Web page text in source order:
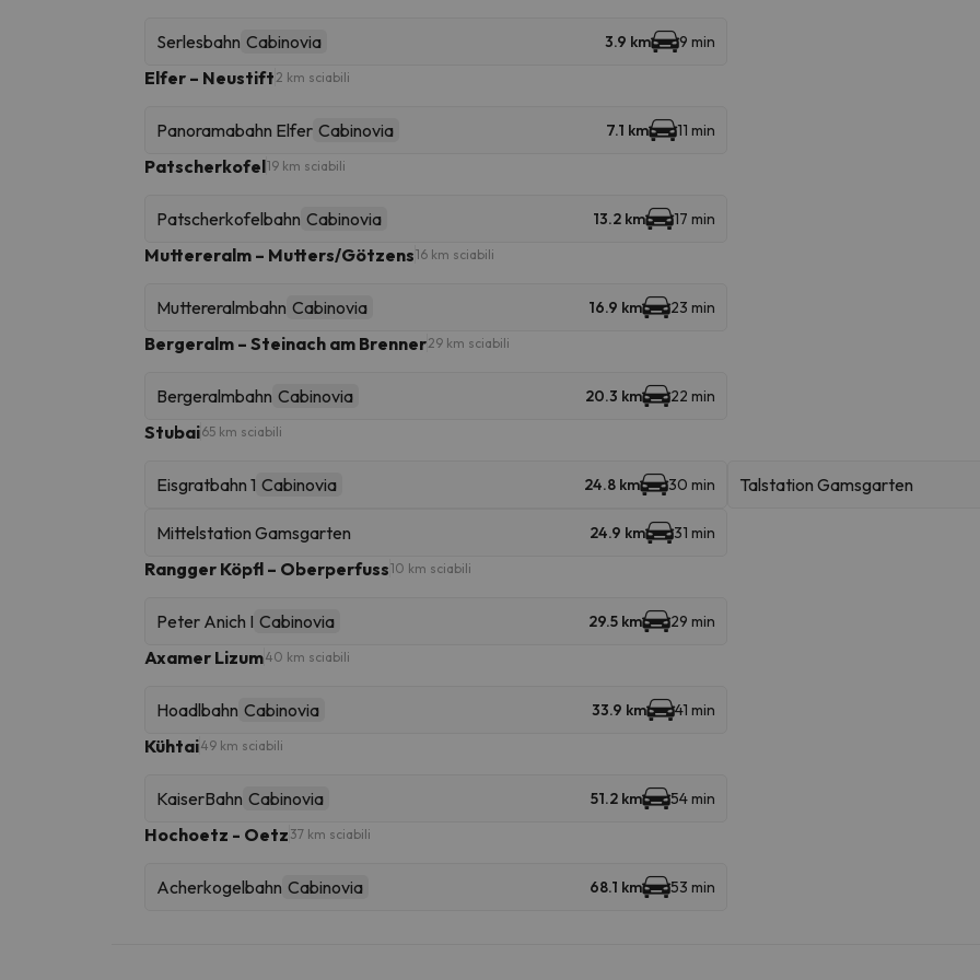
Serlesbahn Cabinovia 3.9 km 9 min
Elfer – Neustift 2 km sciabili
Panoramabahn Elfer Cabinovia 7.1 km 11 min
Patscherkofel19 km sciabili
Patscherkofelbahn Cabinovia 13.2 km 17 min
Muttereralm – Mutters/Götzens16 km sciabili
Muttereralmbahn Cabinovia 16.9 km 23 min
Bergeralm – Steinach am Brenner29 km sciabili
Bergeralmbahn Cabinovia 20.3 km 22 min
Stubai65 km sciabili
Eisgratbahn 1 Cabinovia 24.8 km 30 min Talstation Gamsgarten
Mittelstation Gamsgarten 24.9 km 31 min
Rangger Köpfl – Oberperfuss10 km sciabili
Peter Anich I Cabinovia 29.5 km 29 min
Axamer Lizum40 km sciabili
Hoadlbahn Cabinovia 33.9 km 41 min
Kühtai49 km sciabili
KaiserBahn Cabinovia 51.2 km 54 min
Hochoetz - Oetz 37 km sciabili
Acherkogelbahn Cabinovia 68.1 km 53 min